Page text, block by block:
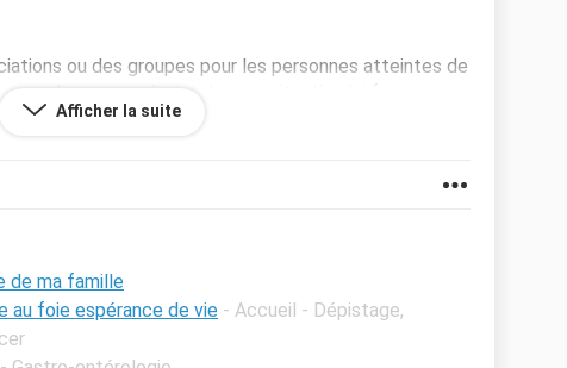
ou des groupes pour les personnes atteintes de
des gens qui sont dans sa situation lui fera
Afficher la suite
de ma famille
au foie espérance de vie - Accueil - Dépistage,